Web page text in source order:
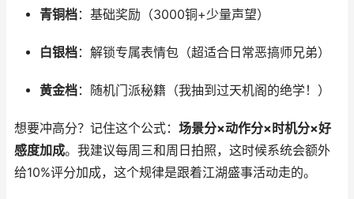
青铜档：基础奖励（3000铜+少量声望）
白银档：解锁专属表情包（超适合日常恶搞师兄弟）
黄金档：随机门派秘籍（我抽到过天机阁的绝学！）
想要冲高分？记住这个公式： 场景分×动作分×时机分×好
感度加成。我建议每周三和周日拍照，这时候系统会额外
给10%评分加成，这个规律是跟着江湖盛事活动走的。